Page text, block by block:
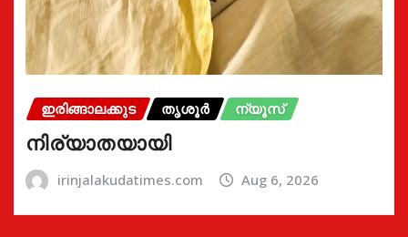
ഇരിങ്ങാലക്കുട തൃശൂർ ന്യൂസ്
നിര്യാതയായി
irinjalakudatimes.com Aug 6, 2026